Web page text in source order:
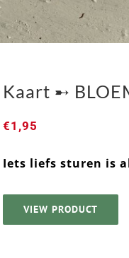
Kaart
Kaart ➸
€1,95
Iets liefs sturen is
VIEW PRODUCT